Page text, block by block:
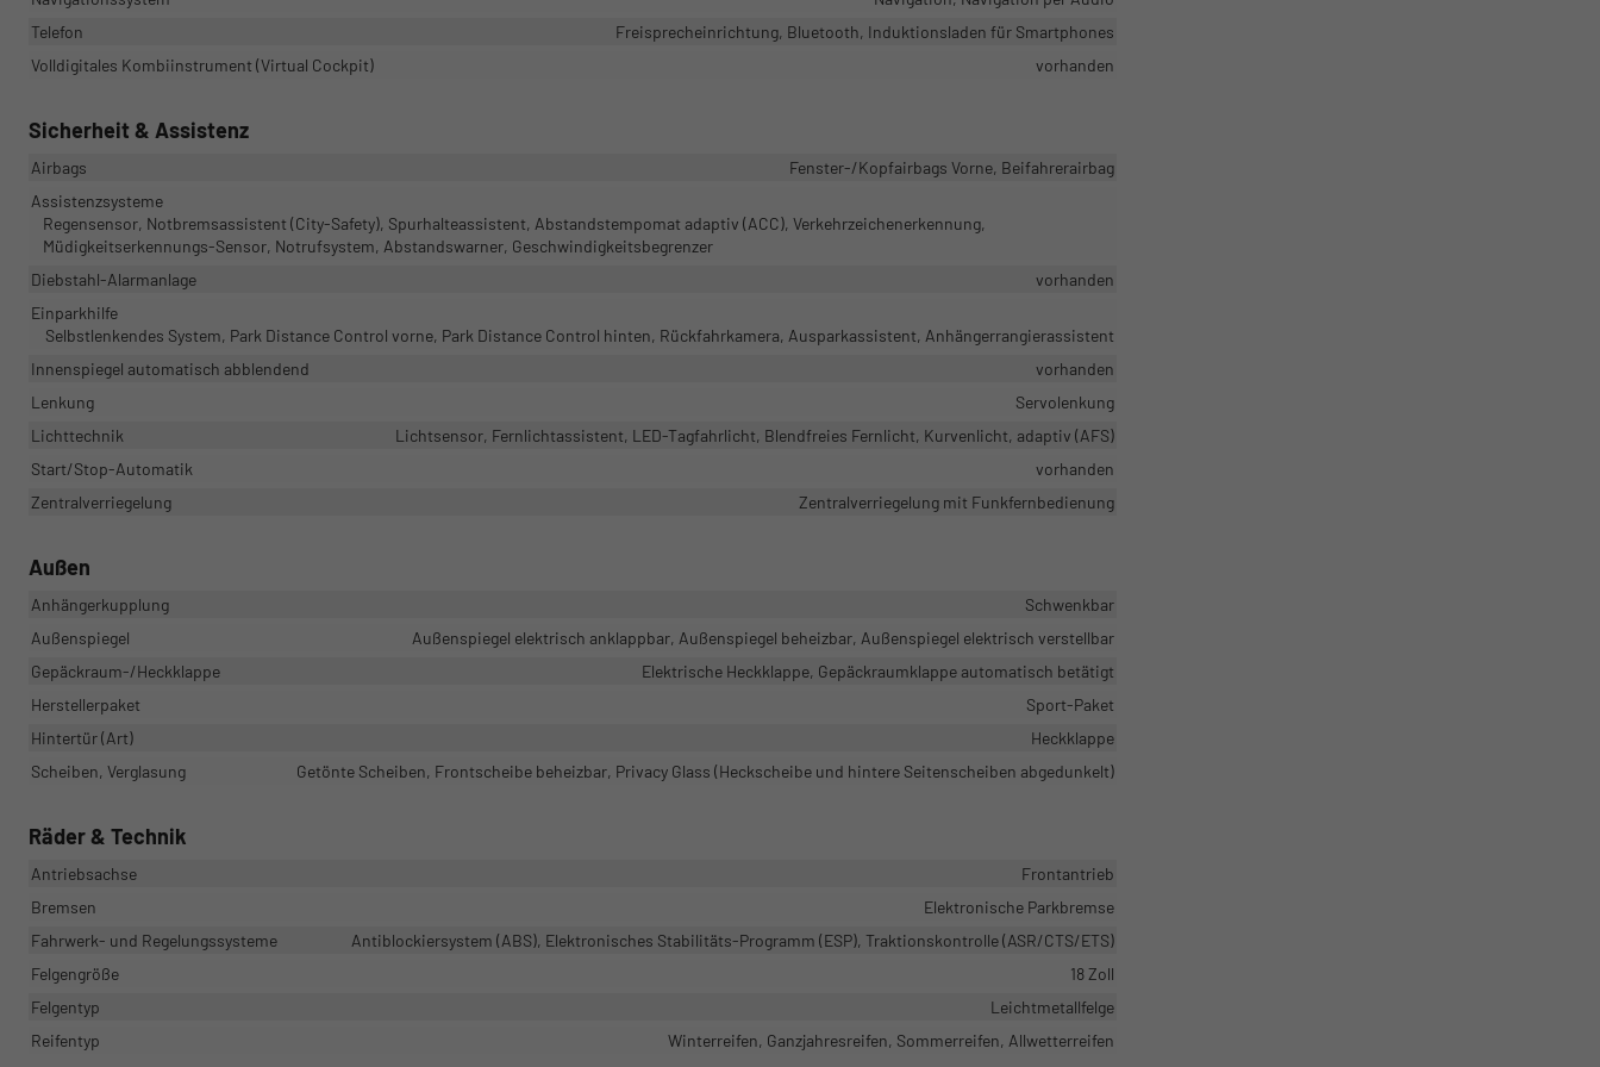
Telefon
Freisprecheinrichtung, Bluetooth, Induktionsladen für Smartphones
Volldigitales Kombiinstrument (Virtual Cockpit)
vorhanden
Sicherheit & Assistenz
Airbags
Fenster-/Kopfairbags Vorne, Beifahrerairbag
Assistenzsysteme
Regensensor, Notbremsassistent (City-Safety), Spurhalteassistent, Abstandstempomat adaptiv (ACC), Verkehrzeichenerkennung,
Müdigkeitserkennungs-Sensor, Notrufsystem, Abstandswarner, Geschwindigkeitsbegrenzer
Diebstahl-Alarmanlage
vorhanden
Einparkhilfe
Selbstlenkendes System, Park Distance Control vorne, Park Distance Control hinten, Rückfahrkamera, Ausparkassistent, Anhängerrangierassistent
Innenspiegel automatisch abblendend
vorhanden
Lenkung
Servolenkung
Lichttechnik
Lichtsensor, Fernlichtassistent, LED-Tagfahrlicht, Blendfreies Fernlicht, Kurvenlicht, adaptiv (AFS)
Start/Stop-Automatik
vorhanden
Zentralverriegelung
Zentralverriegelung mit Funkfernbedienung
Außen
Anhängerkupplung
Schwenkbar
Außenspiegel
Außenspiegel elektrisch anklappbar, Außenspiegel beheizbar, Außenspiegel elektrisch verstellbar
Gepäckraum-/Heckklappe
Elektrische Heckklappe, Gepäckraumklappe automatisch betätigt
Herstellerpaket
Sport-Paket
Hintertür (Art)
Heckklappe
Scheiben, Verglasung
Getönte Scheiben, Frontscheibe beheizbar, Privacy Glass (Heckscheibe und hintere Seitenscheiben abgedunkelt)
Räder & Technik
Antriebsachse
Frontantrieb
Bremsen
Elektronische Parkbremse
Fahrwerk- und Regelungssysteme
Antiblockiersystem (ABS), Elektronisches Stabilitäts-Programm (ESP), Traktionskontrolle (ASR/CTS/ETS)
Felgengröße
18 Zoll
Felgentyp
Leichtmetallfelge
Reifentyp
Winterreifen, Ganzjahresreifen, Sommerreifen, Allwetterreifen